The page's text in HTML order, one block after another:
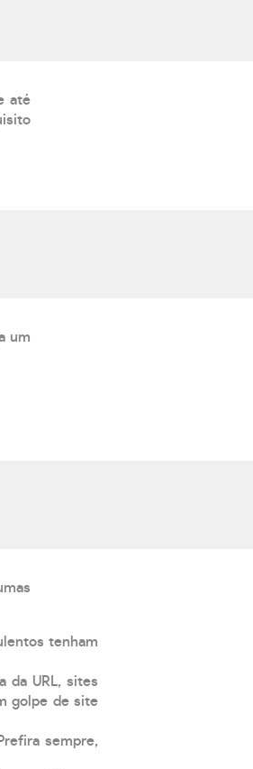
até
um
tenham
da URL, sites
golpe de site
sempre,